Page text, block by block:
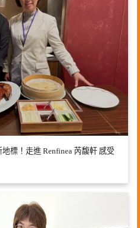
標！走進 Renfinea 芮馥軒 感受